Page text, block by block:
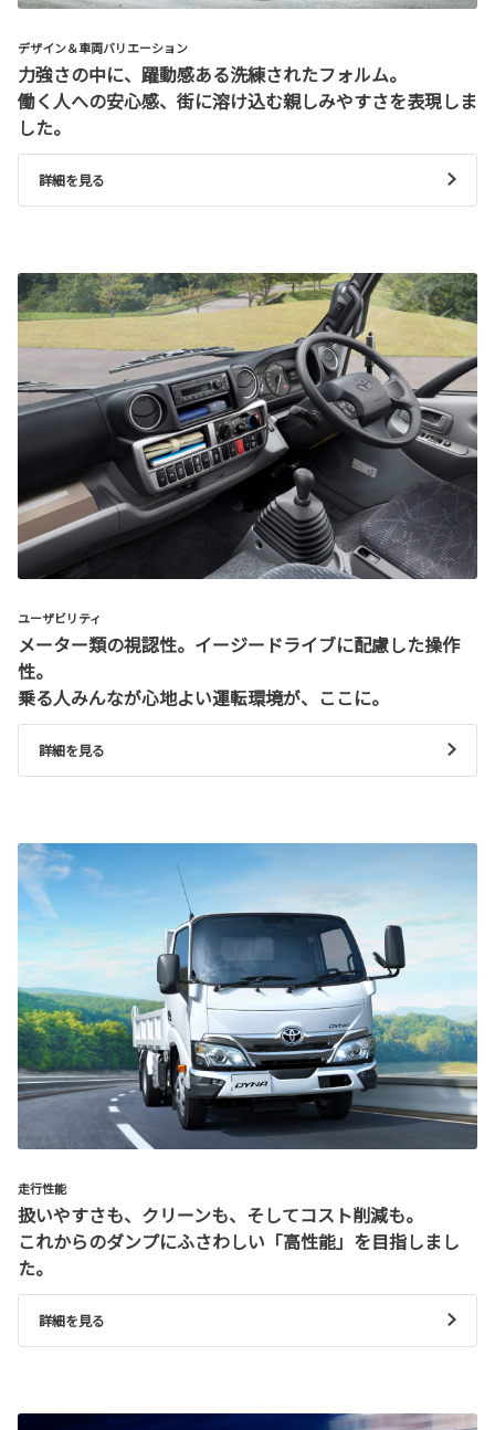
デザイン＆車両バリエーション
力強さの中に、躍動感ある洗練されたフォルム。
働く人への安心感、街に溶け込む親しみやすさを表現しま
した。
詳細を見る
ユーザビリティ
メーター類の視認性。イージードライブに配慮した操作
性。
乗る人みんなが心地よい運転環境が、ここに。
詳細を見る
走行性能
扱いやすさも、クリーンも、そしてコスト削減も。
これからのダンプにふさわしい「高性能」を目指しまし
た。
詳細を見る